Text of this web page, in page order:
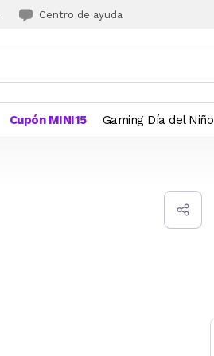
Centro de ayuda
Cupón MINI15 Gaming Día del Niño